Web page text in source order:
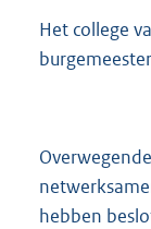
Het college
hebben